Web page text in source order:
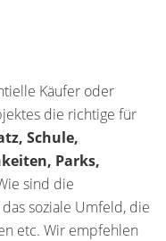
Käufer oder
die richtige für
Schule,
Parks,
sind die
soziale Umfeld, die
etc. Wir empfehlen